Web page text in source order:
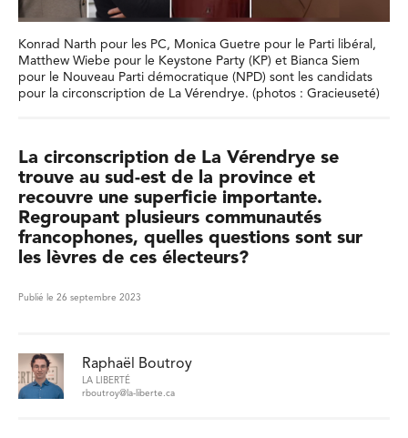
Konrad Narth pour les PC, Monica Guetre pour le Parti libéral,
Matthew Wiebe pour le Keystone Party (KP) et Bianca Siem
pour le Nouveau Parti démocratique (NPD) sont les candidats
pour la circonscription de La Vérendrye. (photos : Gracieuseté)
La circonscription de La Vérendrye se
trouve au sud-est de la province et
recouvre une superficie importante.
Regroupant plusieurs communautés
francophones, quelles questions sont sur
les lèvres de ces électeurs?
Publié le 26 septembre 2023
Raphaël Boutroy
LA LIBERTÉ
rboutroy@la-liberte.ca